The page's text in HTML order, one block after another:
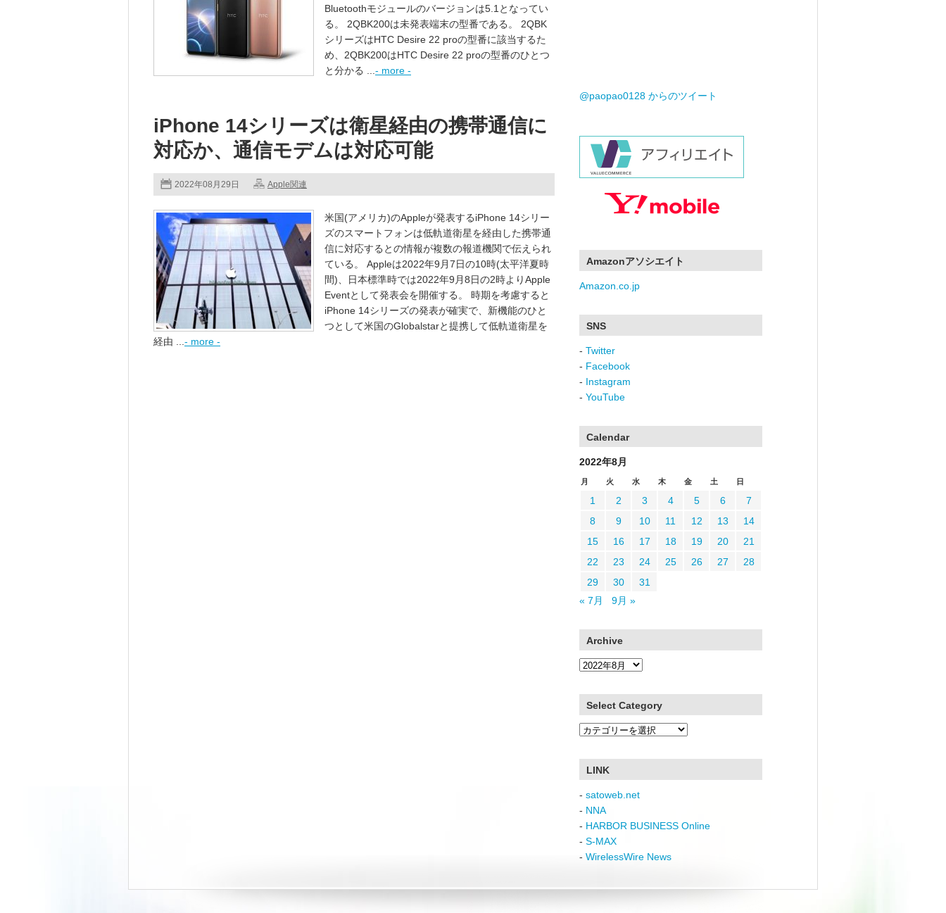
Bluetoothモジュールのバージョンは5.1となってい
る。 2QBK200は未発表端末の型番である。 2QBK
シリーズはHTC Desire 22 proの型番に該当するた
め、2QBK200はHTC Desire 22 proの型番のひとつ
と分かる ... - more -
iPhone 14シリーズは衛星経由の携帯通信に
対応か、通信モデムは対応可能
2022年08月29日 Apple関連
米国(アメリカ)のAppleが発表するiPhone 14シリー
ズのスマートフォンは低軌道衛星を経由した携帯通
信に対応するとの情報が複数の報道機関で伝えられ
ている。 Appleは2022年9月7日の10時(太平洋夏時
間)、日本標準時では2022年9月8日の2時よりApple
Eventとして発表会を開催する。 時期を考慮すると
iPhone 14シリーズの発表が確実で、新機能のひと
つとして米国のGlobalstarと提携して低軌道衛星を
経由 ... - more -
@paopao0128 からのツイート
Amazonアソシエイト
Amazon.co.jp
SNS
- Twitter
- Facebook
- Instagram
- YouTube
Calendar
2022年8月
月 火 水 木 金 土 日
1 2 3 4 5 6
7
8
9 10 11 12 13
14
15
16 17 18 19 20
21
22
23 24 25 26 27
28
29
30
31
« 7月
9月 »
Archive
Archive
Select Category
Select
LINK
- satoweb.net
- NNA
- HARBOR BUSINESS Online
- S-MAX
- WirelessWire News